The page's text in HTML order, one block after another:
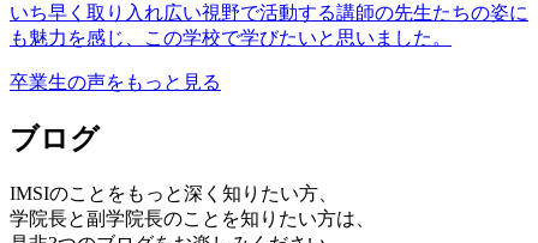
いち早く取り入れ広い視野で活動する講師の先生たちの姿に
も魅力を感じ、この学校で学びたいと思いました。
卒業生の声をもっと見る
ブログ
IMSIのことをもっと深く知りたい方、
学院長と副学院長のことを知りたい方は、